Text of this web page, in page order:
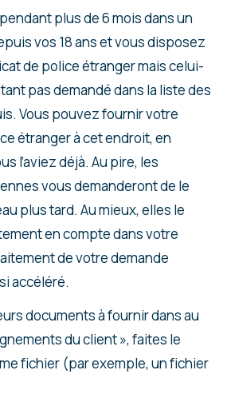
plus de 6 mois dans un
vos 18 ans et vous disposez
de police étranger mais celui-
pas demandé dans la liste des
Vous pouvez fournir votre
étranger à cet endroit, en
l’aviez déjà. Au pire, les
vous demanderont de le
plus tard. Au mieux, elles le
en compte dans votre
de votre demande
accéléré.
documents à fournir dans au
du client », faites le
fichier (par exemple, un fichier